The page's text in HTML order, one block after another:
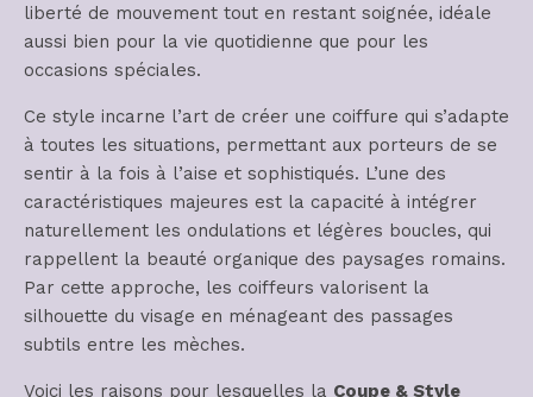
liberté de mouvement tout en restant soignée, idéale
aussi bien pour la vie quotidienne que pour les
occasions spéciales.
Ce style incarne l’art de créer une coiffure qui s’adapte
à toutes les situations, permettant aux porteurs de se
sentir à la fois à l’aise et sophistiqués. L’une des
caractéristiques majeures est la capacité à intégrer
naturellement les ondulations et légères boucles, qui
rappellent la beauté organique des paysages romains.
Par cette approche, les coiffeurs valorisent la
silhouette du visage en ménageant des passages
subtils entre les mèches.
Voici les raisons pour lesquelles la Coupe & Style